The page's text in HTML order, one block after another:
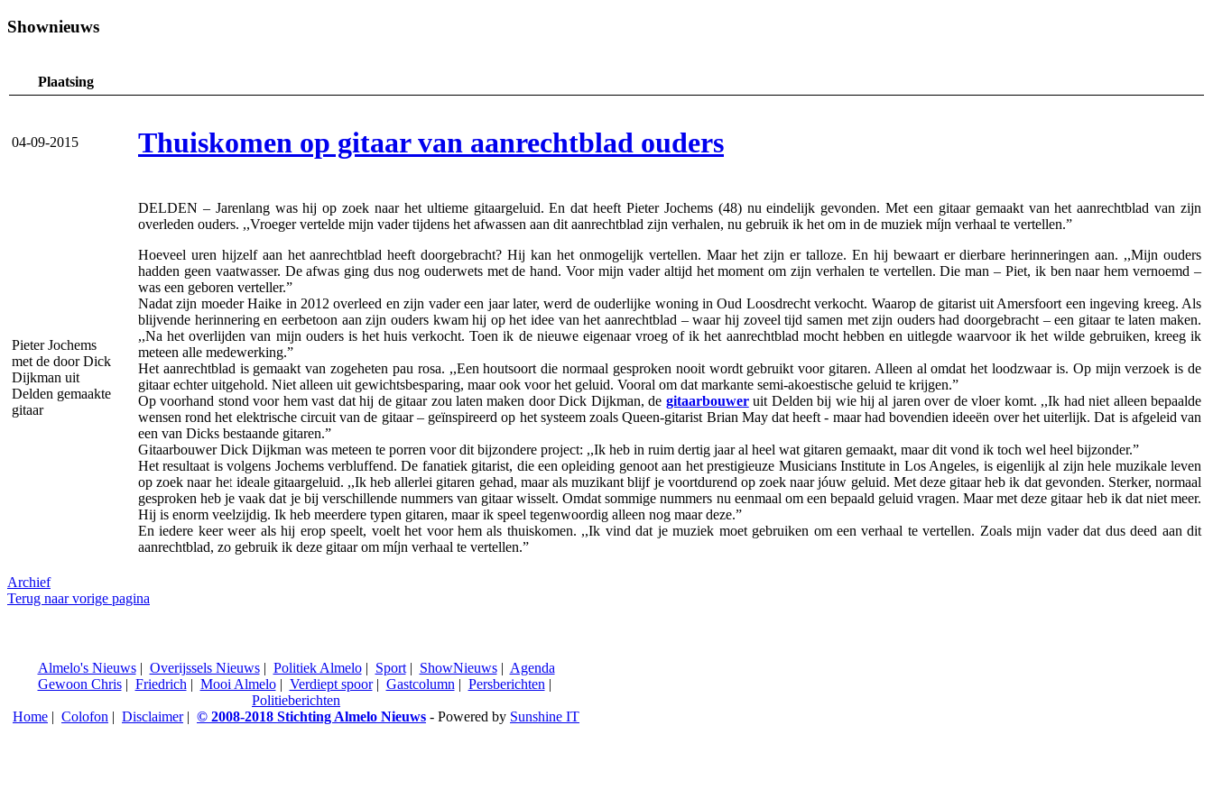
Shownieuws
Plaatsing
04-09-2015 Thuiskomen op gitaar van aanrechtblad ouders
Pieter Jochems
met de door Dick
Dijkman uit
Delden gemaakte
gitaar
DELDEN – Jarenlang was hij op zoek naar het ultieme gitaargeluid. En dat heeft Pieter Jochems (48) nu eindelijk gevonden. Met een gitaar gemaakt van het aanrechtblad van zijn
overleden ouders. ,,Vroeger vertelde mijn vader tijdens het afwassen aan dit aanrechtblad zijn verhalen, nu gebruik ik het om in de muziek míjn verhaal te vertellen.”
Hoeveel uren hijzelf aan het aanrechtblad heeft doorgebracht? Hij kan het onmogelijk vertellen. Maar het zijn er talloze. En hij bewaart er dierbare herinneringen aan. ,,Mijn ouders
hadden geen vaatwasser. De afwas ging dus nog ouderwets met de hand. Voor mijn vader altijd het moment om zijn verhalen te vertellen. Die man – Piet, ik ben naar hem vernoemd –
was een geboren verteller.”
Nadat zijn moeder Haike in 2012 overleed en zijn vader een jaar later, werd de ouderlijke woning in Oud Loosdrecht verkocht. Waarop de gitarist uit Amersfoort een ingeving kreeg. Als
blijvende herinnering en eerbetoon aan zijn ouders kwam hij op het idee van het aanrechtblad – waar hij zoveel tijd samen met zijn ouders had doorgebracht – een gitaar te laten maken.
,,Na het overlijden van mijn ouders is het huis verkocht. Toen ik de nieuwe eigenaar vroeg of ik het aanrechtblad mocht hebben en uitlegde waarvoor ik het wilde gebruiken, kreeg ik
meteen alle medewerking.”
Het aanrechtblad is gemaakt van zogeheten pau rosa. ,,Een houtsoort die normaal gesproken nooit wordt gebruikt voor gitaren. Alleen al omdat het loodzwaar is. Op mijn verzoek is de
gitaar echter uitgehold. Niet alleen uit gewichtsbesparing, maar ook voor het geluid. Vooral om dat markante semi-akoestische geluid te krijgen.”
Op voorhand stond voor hem vast dat hij de gitaar zou laten maken door Dick Dijkman, de gitaarbouweruit Delden bij wie hij al jaren over de vloer komt. ,,Ik had niet alleen bepaalde
wensen rond het elektrische circuit van de gitaar – geïnspireerd op het systeem zoals Queen-gitarist Brian May dat heeft - maar had bovendien ideeën over het uiterlijk. Dat is afgeleid van
een van Dicks bestaande gitaren.”
Gitaarbouwer Dick Dijkman was meteen te porren voor dit bijzondere project: ,,Ik heb in ruim dertig jaar al heel wat gitaren gemaakt, maar dit vond ik toch wel heel bijzonder.”
Het resultaat is volgens Jochems verbluffend. De fanatiek gitarist, die een opleiding genoot aan het prestigieuze Musicians Institute in Los Angeles, is eigenlijk al zijn hele muzikale leven
op zoek naar het ideale gitaargeluid. ,,Ik heb allerlei gitaren gehad, maar als muzikant blijf je voortdurend op zoek naar jóuw geluid. Met deze gitaar heb ik dat gevonden. Sterker, normaal
gesproken heb je vaak dat je bij verschillende nummers van gitaar wisselt. Omdat sommige nummers nu eenmaal om een bepaald geluid vragen. Maar met deze gitaar heb ik dat niet meer.
Hij is enorm veelzijdig. Ik heb meerdere typen gitaren, maar ik speel tegenwoordig alleen nog maar deze.”
En iedere keer weer als hij erop speelt, voelt het voor hem als thuiskomen. ,,Ik vind dat je muziek moet gebruiken om een verhaal te vertellen. Zoals mijn vader dat dus deed aan dit
aanrechtblad, zo gebruik ik deze gitaar om míjn verhaal te vertellen.”
Archief
Terug naar vorige pagina
Almelo's Nieuws| Overijssels Nieuws| Politiek Almelo| Sport| ShowNieuws| Agenda
Gewoon Chris| Friedrich| Mooi Almelo| Verdiept spoor| Gastcolumn| Persberichten|
Politieberichten
Home | Colofon | Disclaimer| © 2008-2018 Stichting Almelo Nieuws - Powered by Sunshine IT